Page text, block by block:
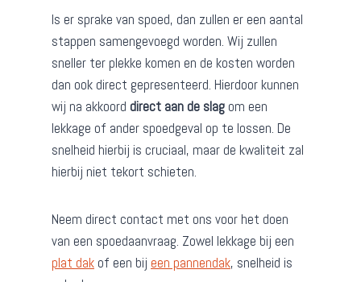
Is er sprake van spoed, dan zullen er een aantal
stappen samengevoegd worden. Wij zullen
sneller ter plekke komen en de kosten worden
dan ook direct gepresenteerd. Hierdoor kunnen
wij na akkoord direct aan de slag om een
lekkage of ander spoedgeval op te lossen. De
snelheid hierbij is cruciaal, maar de kwaliteit zal
hierbij niet tekort schieten.
Neem direct contact met ons voor het doen
van een spoedaanvraag. Zowel lekkage bij een
plat dak of een bij een pannendak, snelheid is